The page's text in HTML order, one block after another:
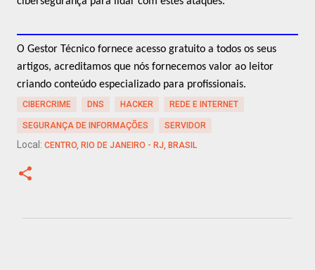
O Gestor Técnico fornece acesso gratuito a todos os seus
artigos, acreditamos que nós fornecemos valor ao leitor
criando conteúdo especializado para profissionais.
CIBERCRIME DNS HACKER REDE E INTERNET
SEGURANÇA DE INFORMAÇÕES SERVIDOR
Local: CENTRO, RIO DE JANEIRO - RJ, BRASIL